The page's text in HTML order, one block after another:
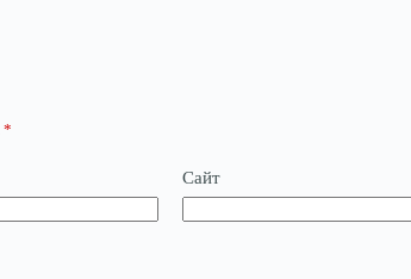
*
Сайт